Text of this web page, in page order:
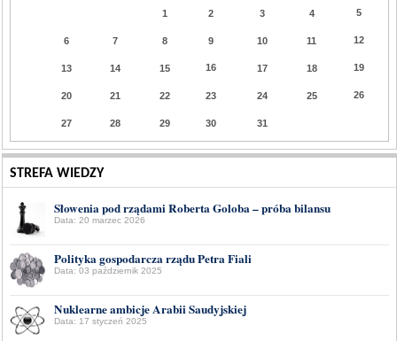
1 2 3 4 5
6 7 8 9 10 11 12
13 14 15 16 17 18 19
20 21 22 23 24 25 26
27 28 29 30 31
STREFA WIEDZY
Słowenia pod rządami Roberta Goloba – próba bilansu
Data: 20 marzec 2026
Polityka gospodarcza rządu Petra Fiali
Data: 03 październik 2025
Nuklearne ambicje Arabii Saudyjskiej
Data: 17 styczeń 2025